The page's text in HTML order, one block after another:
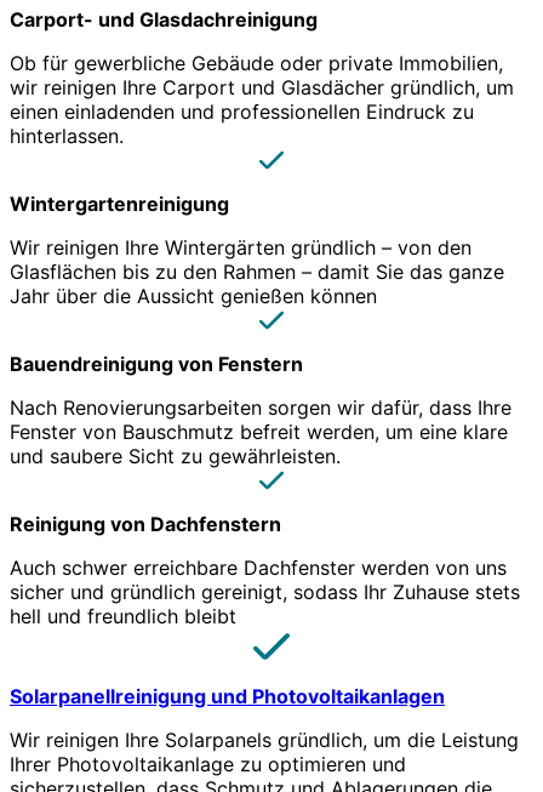
Carport- und Glasdachreinigung
Ob für gewerbliche Gebäude oder private Immobilien,
wir reinigen Ihre Carport und Glasdächer gründlich, um
einen einladenden und professionellen Eindruck zu
hinterlassen.
Wintergartenreinigung
Wir reinigen Ihre Wintergärten gründlich – von den
Glasflächen bis zu den Rahmen – damit Sie das ganze
Jahr über die Aussicht genießen können
Bauendreinigung von Fenstern
Nach Renovierungsarbeiten sorgen wir dafür, dass Ihre
Fenster von Bauschmutz befreit werden, um eine klare
und saubere Sicht zu gewährleisten.
Reinigung von Dachfenstern
Auch schwer erreichbare Dachfenster werden von uns
sicher und gründlich gereinigt, sodass Ihr Zuhause stets
hell und freundlich bleibt
Solarpanellreinigung und Photovoltaikanlagen
Wir reinigen Ihre Solarpanels gründlich, um die Leistung
Ihrer Photovoltaikanlage zu optimieren und